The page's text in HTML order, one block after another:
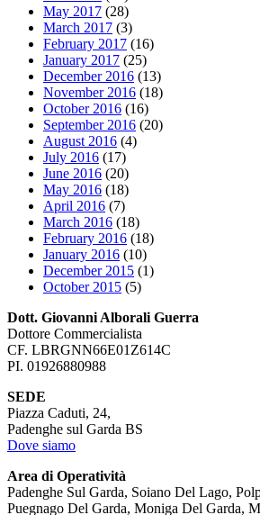
May 2017 (28)
March 2017 (3)
February 2017 (16)
January 2017 (25)
December 2016 (13)
November 2016 (18)
October 2016 (16)
September 2016 (20)
August 2016 (4)
July 2016 (17)
June 2016 (20)
May 2016 (18)
April 2016 (7)
March 2016 (18)
February 2016 (18)
January 2016 (10)
December 2015 (1)
October 2015 (5)
Dott. Giovanni Alborali Guerra
Dottore Commercialista
CF. LBRGNN66E01Z614C
PI. 01926880988
SEDE
Piazza Caduti, 24,
Padenghe sul Garda BS
Dove siamo
Area di Operatività
Padenghe Sul Garda, Soiano Del Lago,
Puegnago Del Garda, Moniga Del Garda,